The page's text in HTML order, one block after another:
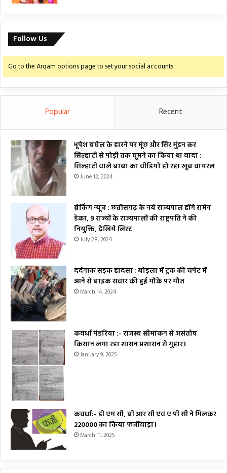
Follow Us
Go to the Arqam options page to set your social accounts.
Popular Recent
भूपेश बघेल के हारने पर मूंछ और सिर मुंडन कर
सिल्हाटी से पोड़ी तक घूमने का किया था वादा :
सिल्हाटी वाले बाबा का वीडियो हो रहा खूब वायरल
June 12, 2024
ब्रेकिंग न्यूज : छत्तीसगढ़ के नये राज्यपाल होंगे रामेन
डेका, 9 राज्यों के राज्यपालों की राष्ट्रपति ने की
नियुक्ति, देखिये लिस्ट
July 28, 2024
दर्दनाक सड़क हादसा : बोड़ला में ट्रक की चपेट में
आने से बाइक सवार की हुई मौके पर मौत
March 14, 2024
कवर्धा पंडरिया :- राजस्व सीमांकन से असंतोष
किसान लगा रहा शासन प्रशासन से गुहार।
January 9, 2025
कवर्धा:- डी एम सी, बी आर सी एवं ए पी सी ने मिलकर
₹220000 का किया फर्जीवाड़ा।
March 11, 2025